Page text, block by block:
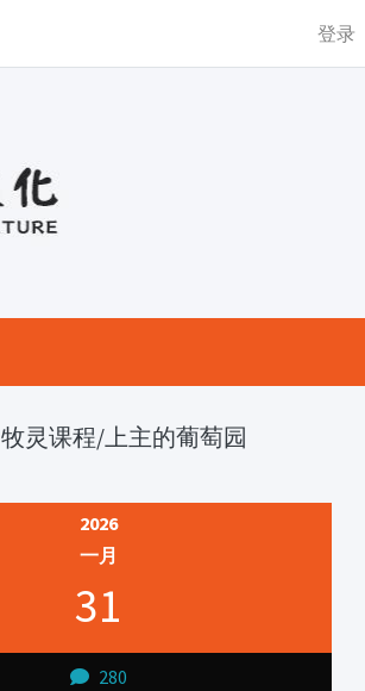
登录
牧灵课程/上主的葡萄园
2026
一月
31
280